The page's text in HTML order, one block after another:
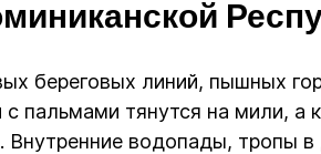
береговых линий, пышных
тянутся на мили, а
водопады, тропы